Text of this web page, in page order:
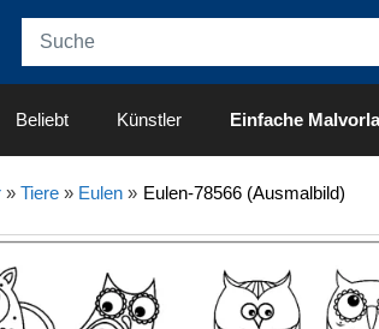
Beliebt Künstler Einfache
» Tiere» Eulen» Eulen-78566 (Ausmalbild)